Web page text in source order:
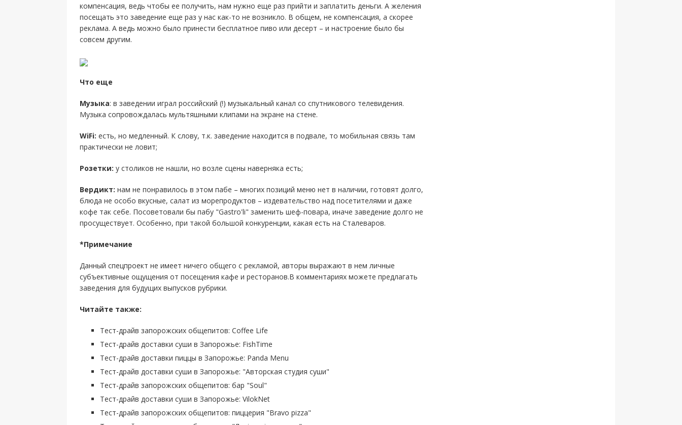
компенсация, ведь чтобы ее получить, нам нужно еще раз прийти и заплатить деньги. А желения
посещать это заведение еще раз у нас как-то не возникло. В общем, не компенсация, а скорее
реклама. А ведь можно было принести бесплатное пиво или десерт – и настроение было бы
совсем другим.
Что еще
Музыка: в заведении играл российский (!) музыкальный канал со спутникового телевидения.
Музыка сопровождалась мультяшными клипами на экране на стене.
WiFi: есть, но медленный. К слову, т.к. заведение находится в подвале, то мобильная связь там
практически не ловит;
Розетки: у столиков не нашли, но возле сцены наверняка есть;
Вердикт: нам не понравилось в этом пабе – многих позиций меню нет в наличии, готовят долго,
блюда не особо вкусные, салат из морепродуктов – издевательство над посетителями и даже
кофе так себе. Посоветовали бы пабу "Gastro'li" заменить шеф-повара, иначе заведение долго не
просуществует. Особенно, при такой большой конкуренции, какая есть на Сталеваров.
*Примечание
Данный спецпроект не имеет ничего общего с рекламой, авторы выражают в нем личные
субъективные ощущения от посещения кафе и ресторанов.В комментариях можете предлагать
заведения для будущих выпусков рубрики.
Читайте также:
Тест-драйв запорожских общепитов: Coffee Life
Тест-драйв доставки суши в Запорожье: FishTime
Тест-драйв доставки пиццы в Запорожье: Panda Menu
Тест-драйв доставки суши в Запорожье: "Авторская студия суши"
Тест-драйв запорожских общепитов: бар "Soul"
Тест-драйв доставки суши в Запорожье: VilokNet
Тест-драйв запорожских общепитов: пиццерия "Bravo pizza"